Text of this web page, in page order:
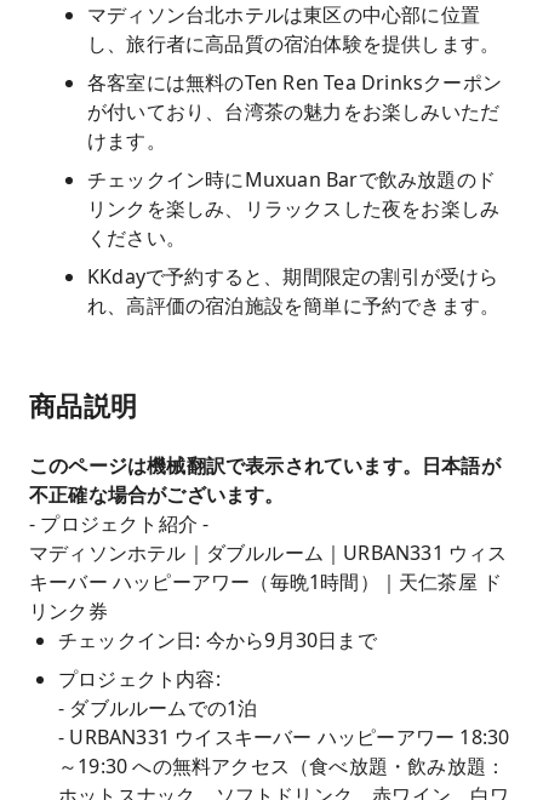
マディソン台北ホテルは東区の中心部に位置
し、旅行者に高品質の宿泊体験を提供します。
各客室には無料のTen Ren Tea Drinksクーポン
が付いており、台湾茶の魅力をお楽しみいただ
けます。
チェックイン時にMuxuan Barで飲み放題のド
リンクを楽しみ、リラックスした夜をお楽しみ
ください。
KKdayで予約すると、期間限定の割引が受けら
れ、高評価の宿泊施設を簡単に予約できます。
商品説明
このページは機械翻訳で表示されています。日本語が
不正確な場合がございます。
- プロジェクト紹介 -
マディソンホテル｜ダブルルーム｜URBAN331 ウィス
キーバー ハッピーアワー（毎晩1時間）｜天仁茶屋 ド
リンク券
チェックイン日: 今から9月30日まで
プロジェクト内容:
- ダブルルームでの1泊
- URBAN331 ウイスキーバー ハッピーアワー 18:30
～19:30 への無料アクセス（食べ放題・飲み放題：